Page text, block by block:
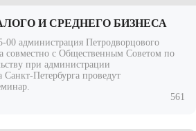
И СРЕДНЕГО БИЗНЕСА
00 администрация Петродворцового
совместно с Общественным Советом по
при администрации
Петербурга проведут
561